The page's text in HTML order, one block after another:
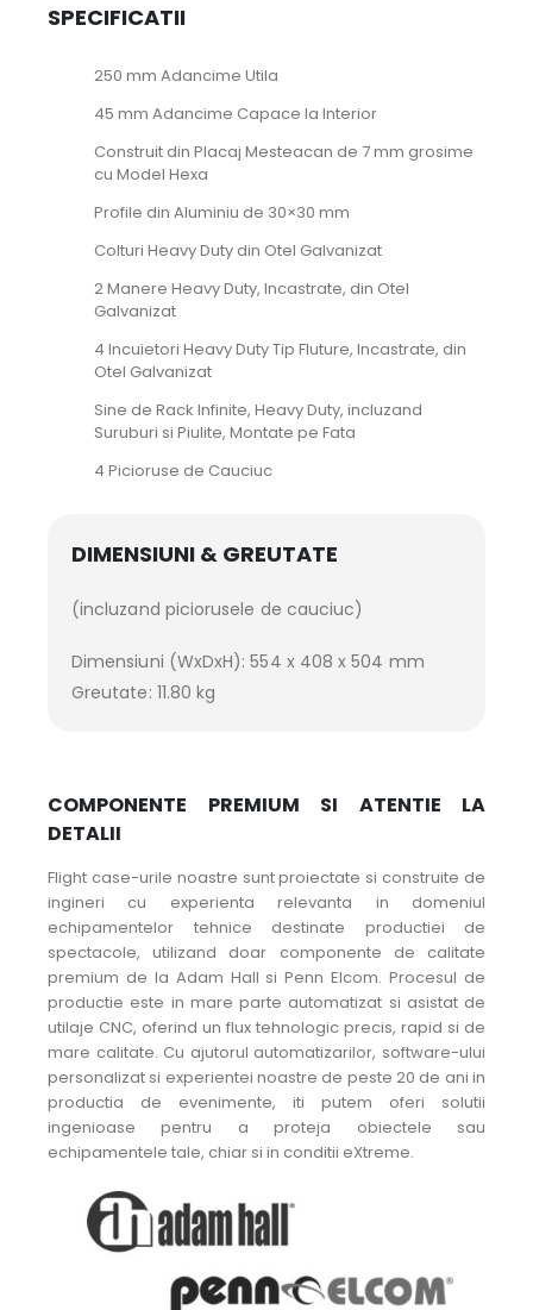
SPECIFICATII
250 mm Adancime Utila
45 mm Adancime Capace la Interior
Construit din Placaj Mesteacan de 7 mm grosime
cu Model Hexa
Profile din Aluminiu de 30×30 mm
Colturi Heavy Duty din Otel Galvanizat
2 Manere Heavy Duty, Incastrate, din Otel
Galvanizat
4 Incuietori Heavy Duty Tip Fluture, Incastrate, din
Otel Galvanizat
Sine de Rack Infinite, Heavy Duty, incluzand
Suruburi si Piulite, Montate pe Fata
4 Picioruse de Cauciuc
DIMENSIUNI & GREUTATE
(incluzand piciorusele de cauciuc)
Dimensiuni (WxDxH): 554 x 408 x 504 mm
Greutate: 11.80 kg
COMPONENTE PREMIUM SI ATENTIE LA
DETALII
Flight case-urile noastre sunt proiectate si construite de
ingineri cu experienta relevanta in domeniul
echipamentelor tehnice destinate productiei de
spectacole, utilizand doar componente de calitate
premium de la Adam Hall si Penn Elcom. Procesul de
productie este in mare parte automatizat si asistat de
utilaje CNC, oferind un flux tehnologic precis, rapid si de
mare calitate. Cu ajutorul automatizarilor, software-ului
personalizat si experientei noastre de peste 20 de ani in
productia de evenimente, iti putem oferi solutii
ingenioase pentru a proteja obiectele sau
echipamentele tale, chiar si in conditii eXtreme.